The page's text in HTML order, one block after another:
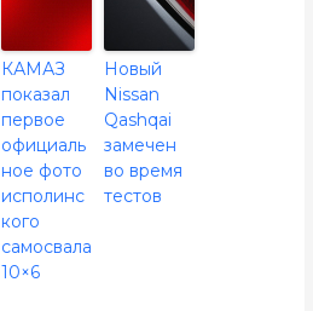
КАМАЗ
показал
первое
официаль
ное фото
исполинс
кого
самосвала
10×6
Новый
Nissan
Qashqai
замечен
во время
тестов